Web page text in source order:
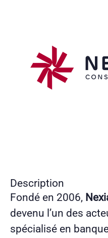
Description
Fondé en 2006,
devenu l’un des
spécialisé en